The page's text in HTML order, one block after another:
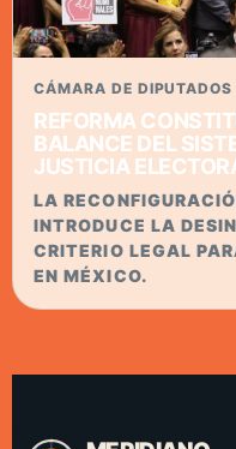
CÁMARA DE
REFORMA
BALANCE DEL
JUSTICIA
LA
INTRODUCE LA
CRITERIO LEGAL
EN MÉXICO.